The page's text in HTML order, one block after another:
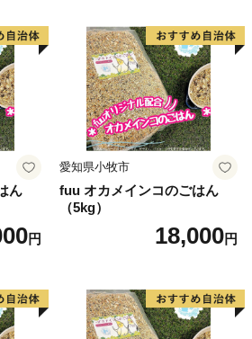
ん
円
愛知県小牧市
fuu オカメインコのごはん
（5kg）
18,000円